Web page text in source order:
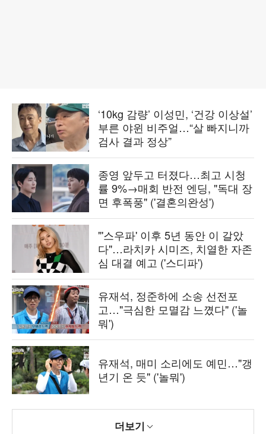
‘10kg 감량’ 이성민, ‘건강 이상설’
부른 야윈 비주얼…“살 빠지니까
검사 결과 정상”
종영 앞두고 터졌다…최고 시청
률 9%→매회 반전 엔딩, "독대 장
면 후폭풍" ('결혼의완성')
"'스우파' 이후 5년 동안 이 갈았
다"…라치카 시미즈, 치열한 자존
심 대결 예고 ('스디파')
유재석, 정준하에 소송 선전포
고…"극심한 모멸감 느꼈다" ('놀
뭐')
유재석, 매미 소리에도 예민…"갱
년기 온 듯" ('놀뭐')
더보기